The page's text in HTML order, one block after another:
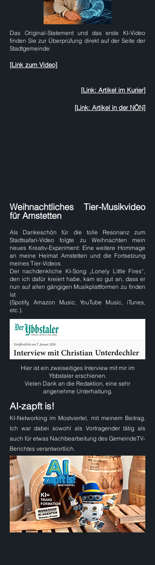
Das Original-Statement und das erste KI-Video
finden Sie zur Überprüfung direkt auf der Seite der
Stadtgemeinde:
[Link zum Video]
[Link: Artikel im Kurier]
[Link: Artikel in der NÖN]
Weihnachtliches Tier-Musikvideo
für Amstetten
Als Dankeschön für die tolle Resonanz zum
Stadtsafari-Video folgte zu Weihnachten mein
neues Kreativ-Experiment: Eine weitere Hommage
an meine Heimat Amstetten und die Fortsetzung
meines Tier-Videos.
Der nachdenkliche KI-Song „Lonely Little Fires“,
den ich dafür kreiert habe, kam so gut an, dass er
nun auf allen gängigen Musikplattformen zu finden
ist
(Spotify, Amazon Music, YouTube Music, iTunes,
etc.).
Hier ist ein zweiseitiges Interview mit mir im
Ybbstaler erschienen.
Vielen Dank an die Redaktion, eine sehr
angenehme Unterhaltung.
AI-zapft is!
KI-Networking im Mostviertel, mit meinem Beitrag.
Ich war dabei sowohl als Vortragender tätig als
auch für etwas Nachbearbeitung des GemeindeTV-
Berichtes verantwortlich.